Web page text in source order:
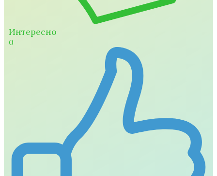
Интересно
0